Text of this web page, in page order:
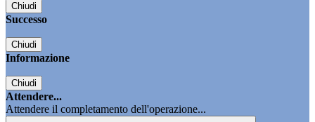
Chiudi
Successo
Chiudi
Informazione
Chiudi
Attendere...
Attendere il completamento dell'operazione...